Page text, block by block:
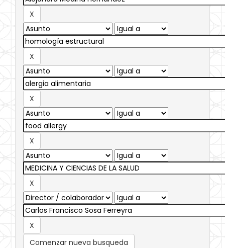
Comenzar nueva busqueda